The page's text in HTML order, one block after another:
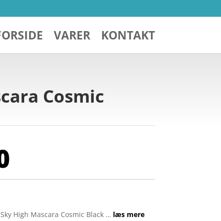
VARER KONTAKT
Cosmic
High Mascara Cosmic Black … læs mere